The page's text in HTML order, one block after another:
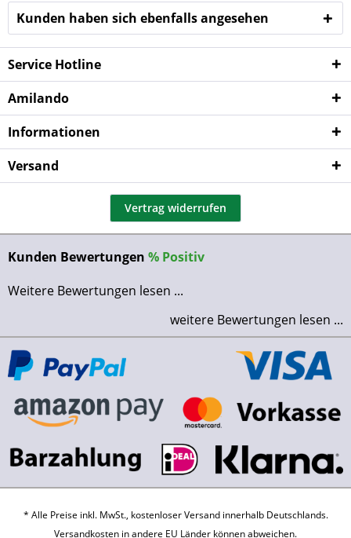
Kunden haben sich ebenfalls angesehen
Service Hotline
Amilando
Informationen
Versand
Vertrag widerrufen
Kunden Bewertungen % Positiv
Weitere Bewertungen lesen ...
weitere Bewertungen lesen ...
* Alle Preise inkl. MwSt., kostenloser Versand innerhalb Deutschlands.
Versandkosten in andere EU Länder können abweichen.